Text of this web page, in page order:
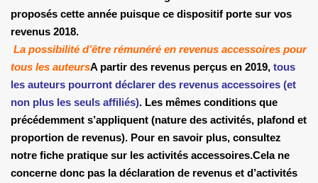
proposés cette année puisque ce dispositif porte sur vos
revenus 2018.
La possibilité d’être rémunéré en revenus accessoires pour
tous les auteursA partir des revenus perçus en 2019, tous
les auteurs pourront déclarer des revenus accessoires (et
non plus les seuls affiliés). Les mêmes conditions que
précédemment s’appliquent (nature des activités, plafond et
proportion de revenus). Pour en savoir plus, consultez
notre fiche pratique sur les activités accessoires.Cela ne
concerne donc pas la déclaration de revenus et d’activités